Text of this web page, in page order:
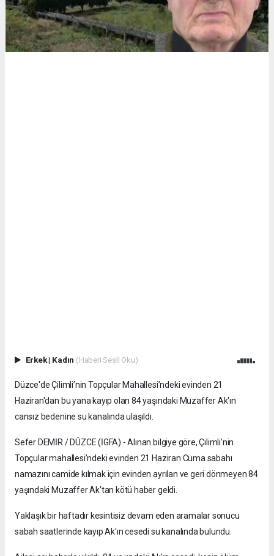
Erkek| Kadın (Haberi Sesli Oku)
Düzce'de Çilimli’nin Topçular Mahallesi’ndeki evinden 21
Haziran'dan bu yana kayıp olan 84 yaşındaki Muzaffer Ak'ın
cansız bedenine su kanalında ulaşıldı.
Sefer DEMİR / DÜZCE (İGFA) - Alınan bilgiye göre, Çilimli’nin
Topçular mahallesi’ndeki evinden 21 Haziran Cuma sabahı
namazını camide kılmak için evinden ayrılan ve geri dönmeyen 84
yaşındaki Muzaffer Ak'tan kötü haber geldi.
Yaklaşık bir haftadır kesintisiz devam eden aramalar sonucu
sabah saatlerinde kayıp Ak'ın cesedi su kanalında bulundu.